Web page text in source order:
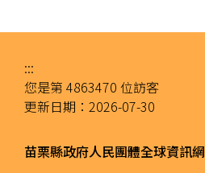
:::
您是第 4863470 位訪客
更新日期： 2026-07-30
苗栗縣政府人民團體全球資訊網